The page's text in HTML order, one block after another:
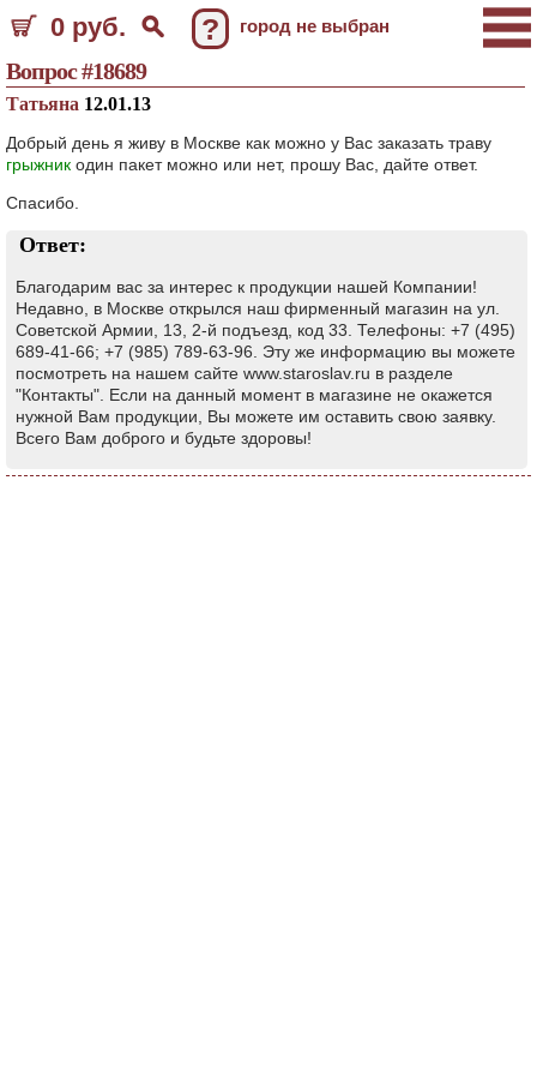
0 руб. ? город не выбран
Вопрос #18689
Татьяна 12.01.13
Добрый день я живу в Москве как можно у Вас заказать траву
грыжник один пакет можно или нет, прошу Вас, дайте ответ.
Спасибо.
Ответ:
Благодарим вас за интерес к продукции нашей Компании!
Недавно, в Москве открылся наш фирменный магазин на ул.
Советской Армии, 13, 2-й подъезд, код 33. Телефоны: +7 (495)
689-41-66; +7 (985) 789-63-96. Эту же информацию вы можете
посмотреть на нашем сайте www.staroslav.ru в разделе
"Контакты". Если на данный момент в магазине не окажется
нужной Вам продукции, Вы можете им оставить свою заявку.
Всего Вам доброго и будьте здоровы!